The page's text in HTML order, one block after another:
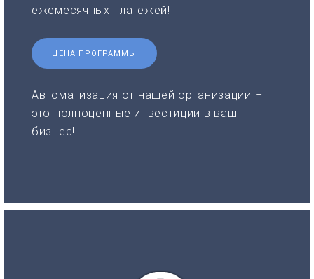
ежемесячных платежей!
ЦЕНА ПРОГРАММЫ
Автоматизация от нашей организации –
это полноценные инвестиции в ваш
бизнес!